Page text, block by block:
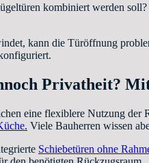
kombiniert werden
kann die Türöffnung
Privatheit?
eine flexiblere Nutzung
Viele Bauherren wissen
Schiebetüren ohne